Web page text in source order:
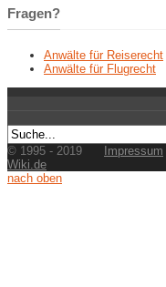
Fragen?
Anwälte für Reiserecht
Anwälte für Flugrecht
© 1995 - 2019 Impressum
Wiki.de
nach oben